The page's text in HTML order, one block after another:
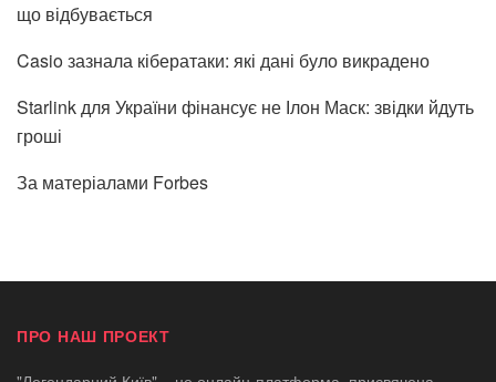
що відбувається
Casio зазнала кібератаки: які дані було викрадено
Starlink для України фінансує не Ілон Маск: звідки йдуть
гроші
За матеріалами Forbes
ПРО НАШ ПРОЕКТ